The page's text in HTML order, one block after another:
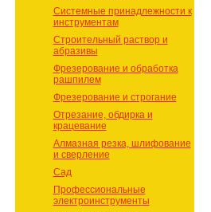
Системные принадлежности к
инструментам
Строительный раствор и
абразивы
Фрезерование и обработка
рашпилем
Фрезерование и строгание
Отрезание, обдирка и
крацевание
Алмазная резка, шлифование
и сверление
Сад
Профессиональные
электроинструменты